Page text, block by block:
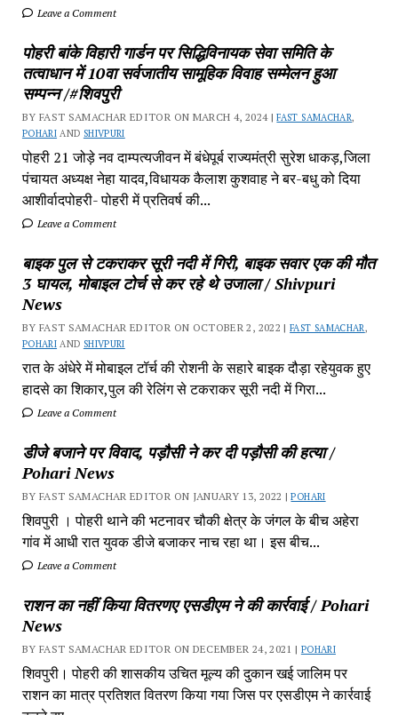
Leave a Comment
पोहरी बांके विहारी गार्डन पर सिद्धिविनायक सेवा समिति के
तत्वाधान में 10वा सर्वजातीय सामूहिक विवाह सम्मेलन हुआ
सम्पन्न /#शिवपुरी
BY FAST SAMACHAR EDITOR ON MARCH 4, 2024 |FAST SAMACHAR,
POHARI AND SHIVPURI
पोहरी 21 जोड़े नव दाम्पत्यजीवन में बंधेपूर्ब राज्यमंत्री सुरेश धाकड़,जिला
पंचायत अध्यक्ष नेहा यादव,विधायक कैलाश कुशवाह ने बर-बधु को दिया
आशीर्वादपोहरी- पोहरी में प्रतिवर्ष की...
Leave a Comment
बाइक पुल से टकराकर सूरी नदी में गिरी, बाइक सवार एक की मौत
3 घायल, मोबाइल टोर्च से कर रहे थे उजाला / Shivpuri
News
BY FAST SAMACHAR EDITOR ON OCTOBER 2, 2022 |FAST SAMACHAR ,
POHARI AND SHIVPURI
रात के अंधेरे में मोबाइल टॉर्च की रोशनी के सहारे बाइक दौड़ा रहेयुवक हुए
हादसे का शिकार,पुल की रेलिंग से टकराकर सूरी नदी में गिरा...
Leave a Comment
डीजे बजाने पर विवाद, पड़ौसी ने कर दी पड़ौसी की हत्या /
Pohari News
BY FAST SAMACHAR EDITOR ON JANUARY 13, 2022 |POHARI
शिवपुरी‎ । पोहरी थाने की भटनावर चौकी क्षेत्र‎ के जंगल के बीच अहेरा
गांव में‎ आधी रात युवक डीजे बजाकर‎ नाच रहा था। इस बीच...
Leave a Comment
राशन का नहीं किया वितरणए एसडीएम ने की कार्रवाई / Pohari
News
BY FAST SAMACHAR EDITOR ON DECEMBER 24, 2021 | POHARI
शिवपुरी। पोहरी की शासकीय उचित मूल्य की दुकान खई जालिम पर
राशन का मात्र प्रतिशत वितरण किया गया जिस पर एसडीएम ने कार्रवाई